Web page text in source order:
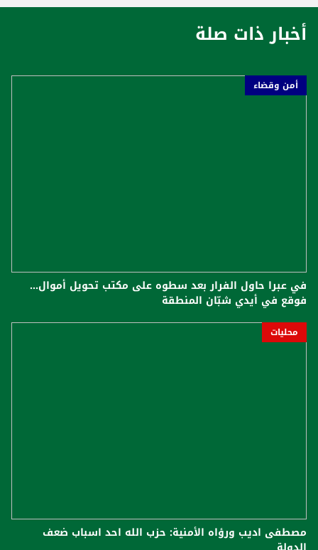
أخبار ذات صلة
أمن وقضاء
في عبرا حاول الفرار بعد سطوه على مكتب تحويل أموال...
فوقع في أيدي شبّان المنطقة
محليات
مصطفى اديب ورؤاه الأمنية: حزب الله احد اسباب ضعف